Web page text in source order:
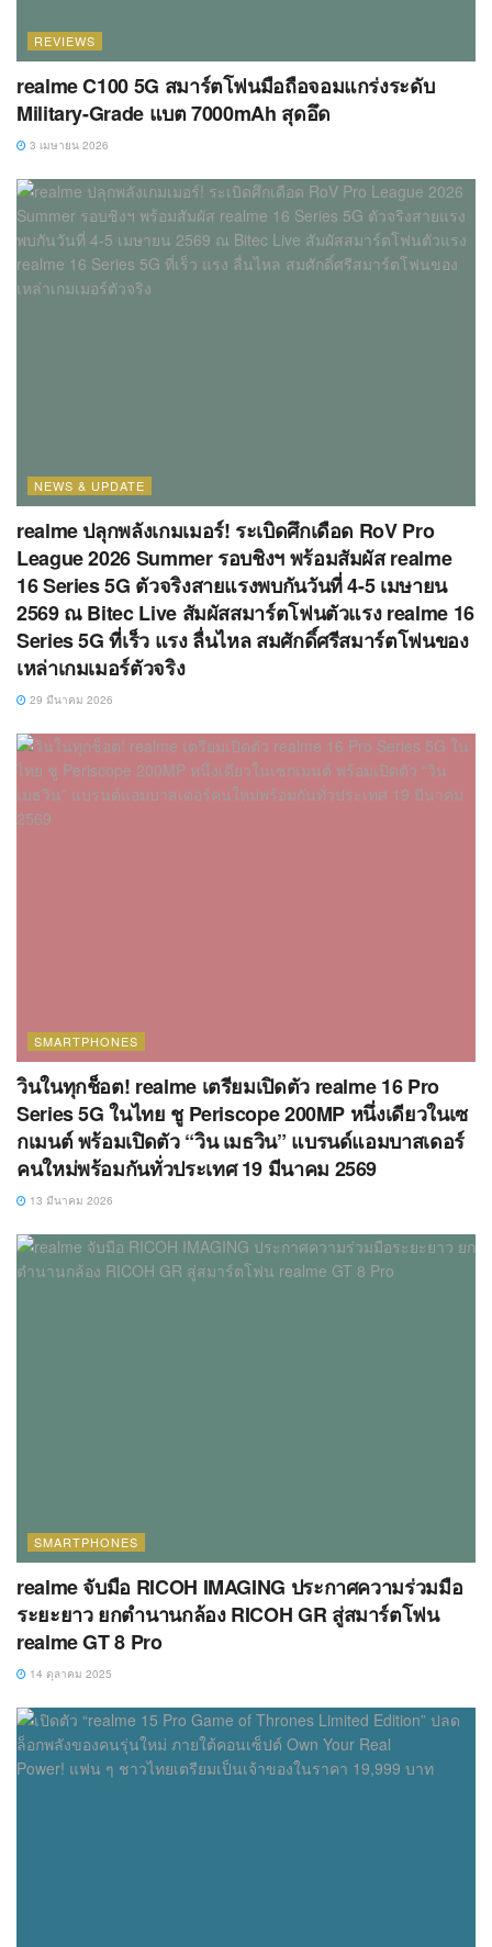
REVIEWS
realme C100 5G สมาร์ตโฟนมือถือจอมแกร่งระดับ
Military-Grade แบต 7000mAh สุดอึด
3 เมษายน 2026
NEWS & UPDATE
realme ปลุกพลังเกมเมอร์! ระเบิดศึกเดือด RoV Pro
League 2026 Summer รอบชิงฯ พร้อมสัมผัส realme
16 Series 5G ตัวจริงสายแรงพบกันวันที่ 4-5 เมษายน
2569 ณ Bitec Live สัมผัสสมาร์ตโฟนตัวแรง realme 16
Series 5G ที่เร็ว แรง ลื่นไหล สมศักดิ์ศรีสมาร์ตโฟนของ
เหล่าเกมเมอร์ตัวจริง
29 มีนาคม 2026
SMARTPHONES
วินในทุกช็อต! realme เตรียมเปิดตัว realme 16 Pro
Series 5G ในไทย ชู Periscope 200MP หนึ่งเดียวในเซ
กเมนต์ พร้อมเปิดตัว “วิน เมธวิน” แบรนด์แอมบาสเดอร์
คนใหม่พร้อมกันทั่วประเทศ 19 มีนาคม 2569
13 มีนาคม 2026
SMARTPHONES
realme จับมือ RICOH IMAGING ประกาศความร่วมมือ
ระยะยาว ยกตำนานกล้อง RICOH GR สู่สมาร์ตโฟน
realme GT 8 Pro
14 ตุลาคม 2025